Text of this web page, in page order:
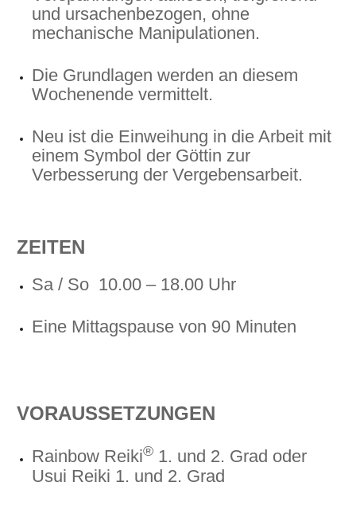
und ursachenbezogen, ohne
mechanische Manipulationen.
Die Grundlagen werden an diesem
Wochenende vermittelt.
Neu ist die Einweihung in die Arbeit mit
einem Symbol der Göttin zur
Verbesserung der Vergebensarbeit.
ZEITEN
Sa / So 10.00 – 18.00 Uhr
Eine Mittagspause von 90 Minuten
VORAUSSETZUNGEN
Rainbow Reiki® 1. und 2. Grad oder
Usui Reiki 1. und 2. Grad